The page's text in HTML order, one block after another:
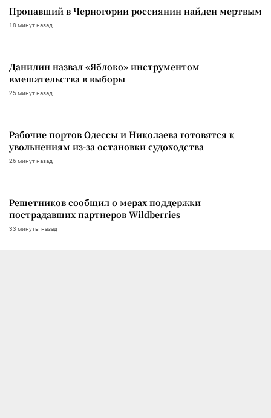
Пропавший в Черногории россиянин найден мертвым
18 минут назад
Данилин назвал «Яблоко» инструментом
вмешательства в выборы
25 минут назад
Рабочие портов Одессы и Николаева готовятся к
увольнениям из-за остановки судоходства
26 минут назад
Решетников сообщил о мерах поддержки
пострадавших партнеров Wildberries
33 минуты назад